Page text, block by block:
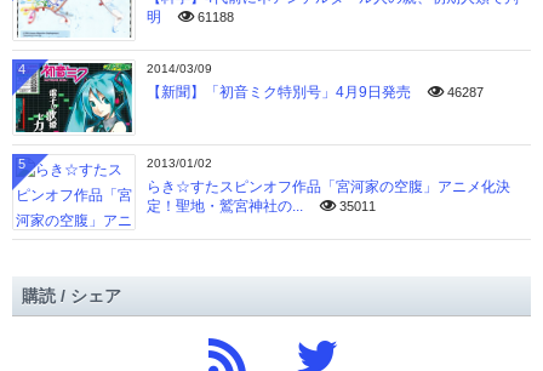
明
61188
2014/03/09
【新聞】「初音ミク特別号」4月9日発売 46287
4
2013/01/02
らき☆すたスピンオフ作品「宮河家の空腹」アニメ化決
定！聖地・鷲宮神社の...
35011
5
購読 / シェア